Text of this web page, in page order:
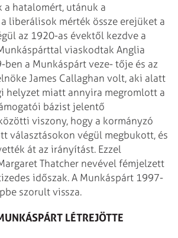
hatalomért, utánuk a
liberálisok mérték össze erejüket a
az 1920-as évektől kezdve a
viaskodtak Anglia
ben a Munkáspárt veze- tője és az
James Callaghan volt, aki alatt
helyzet miatt annyira megromlott a
bázist jelentő
viszony, hogy a kormányzó
választásokon végül megbukott, és
át az irányítást. Ezzel
Thatcher nevével fémjelzett
időszak. A Munkáspárt 1997-
szorult vissza.
LÉTREJÖTTE